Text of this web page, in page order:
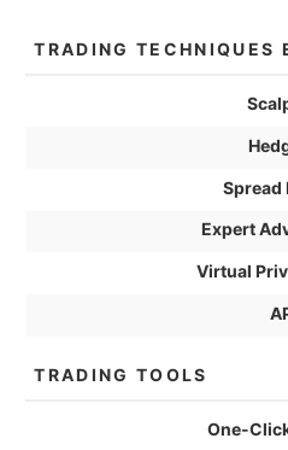
TRADING TECHNIQUES
Spread
Expert
Virtual
TRADING TOOLS
One-